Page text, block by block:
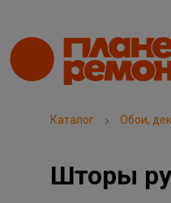
Каталог Обои,
Шторы